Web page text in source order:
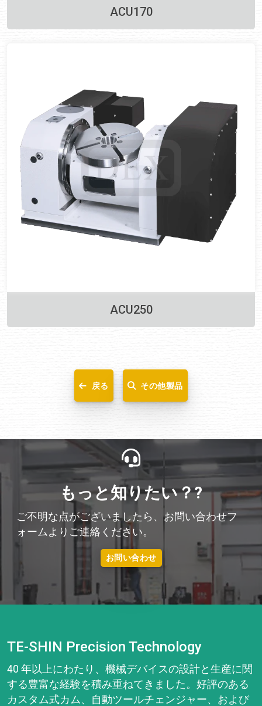
ACU170
ACU250
戻る その他製品
もっと知りたい？?
ご不明な点がございましたら、お問い合わせフ
ォームよりご連絡ください。
お問い合わせ
TE-SHIN Precision Technology
40 年以上にわたり、機械デバイスの設計と生産に関
する豊富な経験を積み重ねてきました。好評のある
カスタム式カム、自動ツールチェンジャー、および